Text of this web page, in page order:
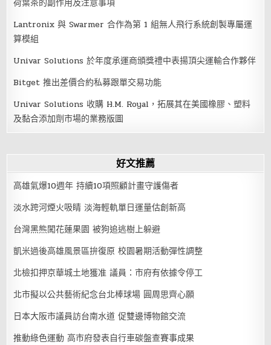
Lantronix 與 Swarmer 合作為第 1 組無人飛行系統創製專屬運
算模組
Univar Solutions 於年度承運商頒獎禮中表揚頂尖運輸合作夥伴
Bitget 推出差價合約私募跟單交易功能
Univar Solutions 收購 H.M. Royal，拓展其在美國橡膠、塑料
及黏合添加劑市場的業務版圖
好文推薦
高雄氣爆10週年 持續10項照顧計畫守護傷者
淡水跨河煙火吸睛 淡海輕軌單日運量估創新高
台灣黑熊闖花蓮果園 被狗追逃樹上躲避
凱米過後高雄風景區拚復原 校園暑期活動彈性調整
北檢扣押京華城土地獲准 議員：市府有依據令停工
北市擬以公共藝術紀念台北棒球場 圓周思齊心願
日本大阪市議員訪台南水道 促雙邊博物館交流
推動綠色運動 高市府發表自行車碳盤查賽事成果